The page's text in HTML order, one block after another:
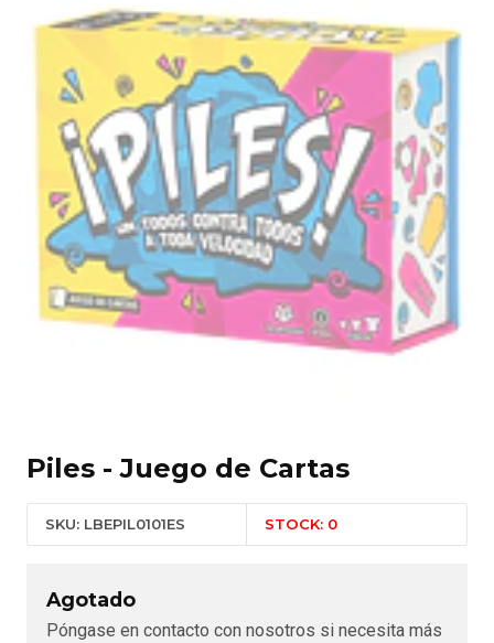
Piles - Juego de Cartas
SKU: LBEPIL0101ES STOCK: 0
Agotado
Póngase en contacto con nosotros si necesita más